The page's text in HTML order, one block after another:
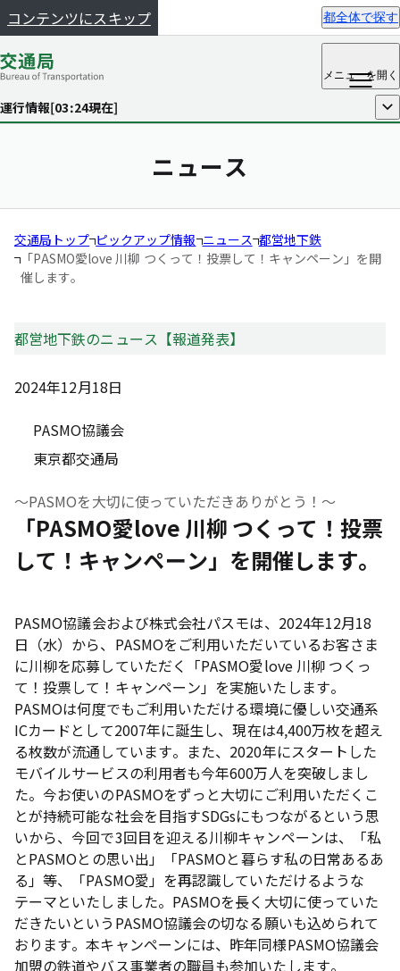
コンテンツにスキップ 都全体で探す
メニューを開く
運行情報[03:24現在] 開く
ニュース
交通局トップ ピックアップ情報 ニュース 都営地下鉄
「PASMO愛love 川柳 つくって！投票して！キャンペーン」を開
催します。
都営地下鉄のニュース【報道発表】
2024年12月18日
PASMO協議会
東京都交通局
～PASMOを大切に使っていただきありがとう！～
「PASMO愛love 川柳 つくって！投票
して！キャンペーン」を開催します。
PASMO協議会および株式会社パスモは、2024年12月18
日（水）から、PASMOをご利用いただいているお客さま
に川柳を応募していただく「PASMO愛love 川柳 つくっ
て！投票して！キャンペーン」を実施いたします。
PASMOは何度でもご利用いただける環境に優しい交通系
ICカードとして2007年に誕生し、現在は4,400万枚を超え
る枚数が流通しています。また、2020年にスタートした
モバイルサービスの利用者も今年600万人を突破しまし
た。今お使いのPASMOをずっと大切にご利用いただくこ
とが持続可能な社会を目指すSDGsにもつながるという思
いから、今回で3回目を迎える川柳キャンペーンは、「私
とPASMOとの思い出」「PASMOと暮らす私の日常あるあ
る」等、「PASMO愛」を再認識していただけるような
テーマといたしました。PASMOを長く大切に使っていた
だきたいというPASMO協議会の切なる願いも込められて
おります。本キャンペーンには、昨年同様PASMO協議会
加盟の鉄道やバス事業者の職員も参加いたします。